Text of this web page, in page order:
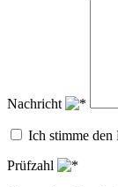
Nachricht
Ich stimme
Prüfzahl